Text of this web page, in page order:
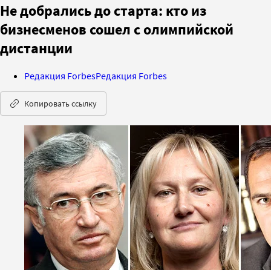
Не добрались до старта: кто из
бизнесменов сошел с олимпийской
дистанции
Редакция ForbesРедакция Forbes
Копировать ссылку